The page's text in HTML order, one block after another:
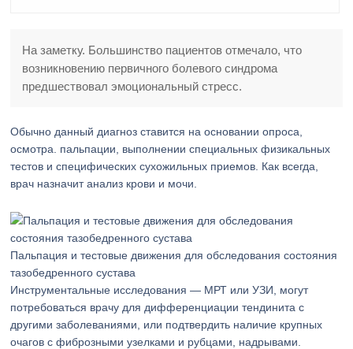
На заметку. Большинство пациентов отмечало, что
возникновению первичного болевого синдрома
предшествовал эмоциональный стресс.
Обычно данный диагноз ставится на основании опроса,
осмотра. пальпации, выполнении специальных физикальных
тестов и специфических сухожильных приемов. Как всегда,
врач назначит анализ крови и мочи.
Пальпация и тестовые движения для обследования состояния
тазобедренного сустава
Инструментальные исследования — МРТ или УЗИ, могут
потребоваться врачу для дифференциации тендинита с
другими заболеваниями, или подтвердить наличие крупных
очагов с фиброзными узелками и рубцами, надрывами.